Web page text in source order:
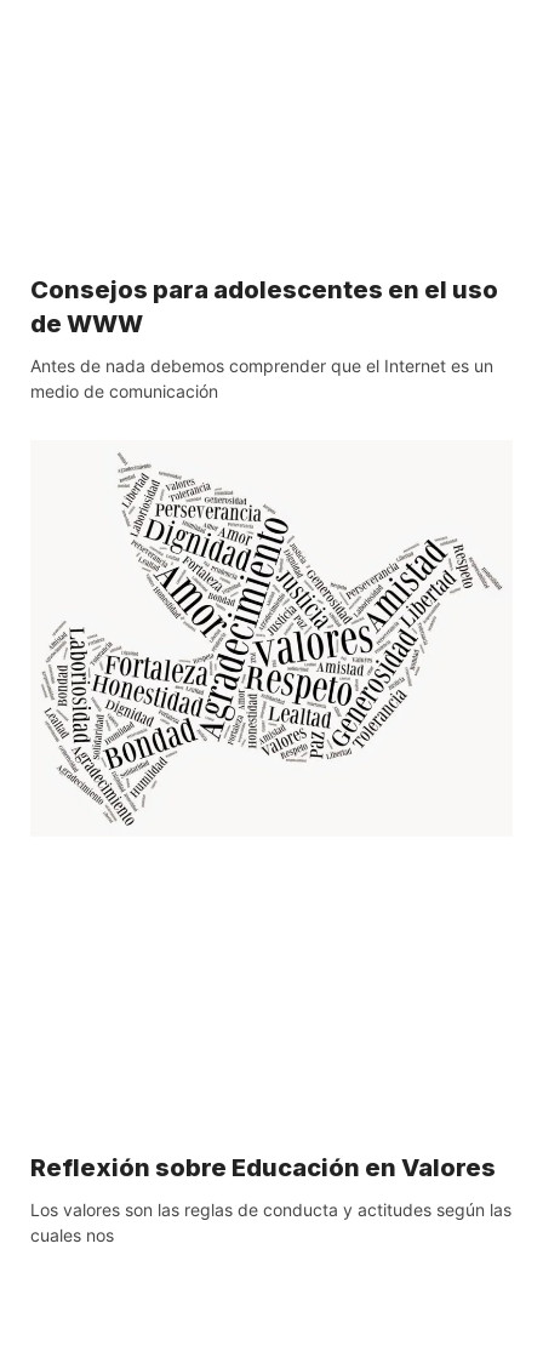
Consejos para adolescentes en el uso
de WWW
Antes de nada debemos comprender que el Internet es un
medio de comunicación
Reflexión sobre Educación en Valores
Los valores son las reglas de conducta y actitudes según las
cuales nos